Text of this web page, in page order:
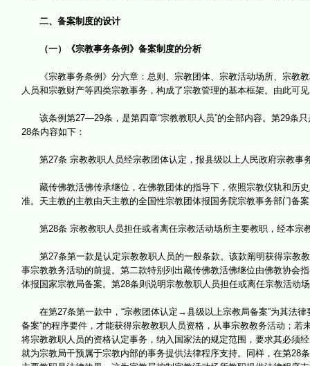
二、备案制度的设计
（一）《宗教事务条例》备案制度的分析
《宗教事务条例》分六章：总则、宗教团体、宗教活动场所、宗教
人员和宗教财产等四类宗教事务，构成了宗教管理的基本框架。由此可
该条例第27—29条，是第四章“宗教教职人员”的全部内容。第29条
28条内容如下：
第27条 宗教教职人员经宗教团体认定，报县级以上人民政府宗教事
藏传佛教活佛传承继位，在佛教团体的指导下，依照宗教仪轨和历
准。天主教的主教由天主教的全国性宗教团体报国务院宗教事务部门备
第28条 宗教教职人员担任或者离任宗教活动场所主要教职，经本宗
第27条第一款是认定宗教教职人员的一般条款。该款阐明获得宗教
事宗教教务活动的前提。第二款特别列出藏传佛教活佛继位由佛教协
体报国家宗教局备案。第28条则说明宗教教职人员担任或离任宗教活
在第27条第一款中，“宗教团体认定→县级以上宗教局备案”为其法律
备案”的程序要件，才能获得宗教教职人员资格，从事宗教教务活动；
将宗教教职人员的资格认定事务，纳入国家法的规定范围，要求其必须
就为宗教局干预属于宗教内部的事务提供法律程序支持。同样，在第28